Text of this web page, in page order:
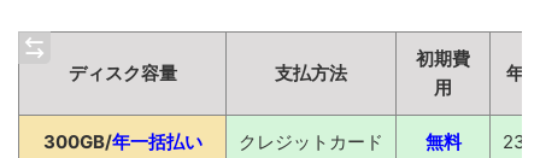
ディスク容量 支払方法
初期費
用
年
300GB/年一括払い
クレジットカード 無料